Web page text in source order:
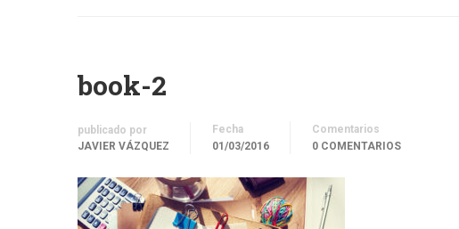
book-2
publicado por
JAVIER VÁZQUEZ
Fecha
01/03/2016
Comentarios
0 COMENTARIOS